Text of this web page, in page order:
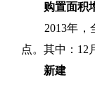
购置面积
2013年，全
点。其中：12
新建